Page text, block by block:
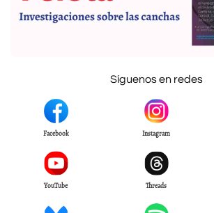
Síguenos en redes
Facebook Instagram
YouTube Threads